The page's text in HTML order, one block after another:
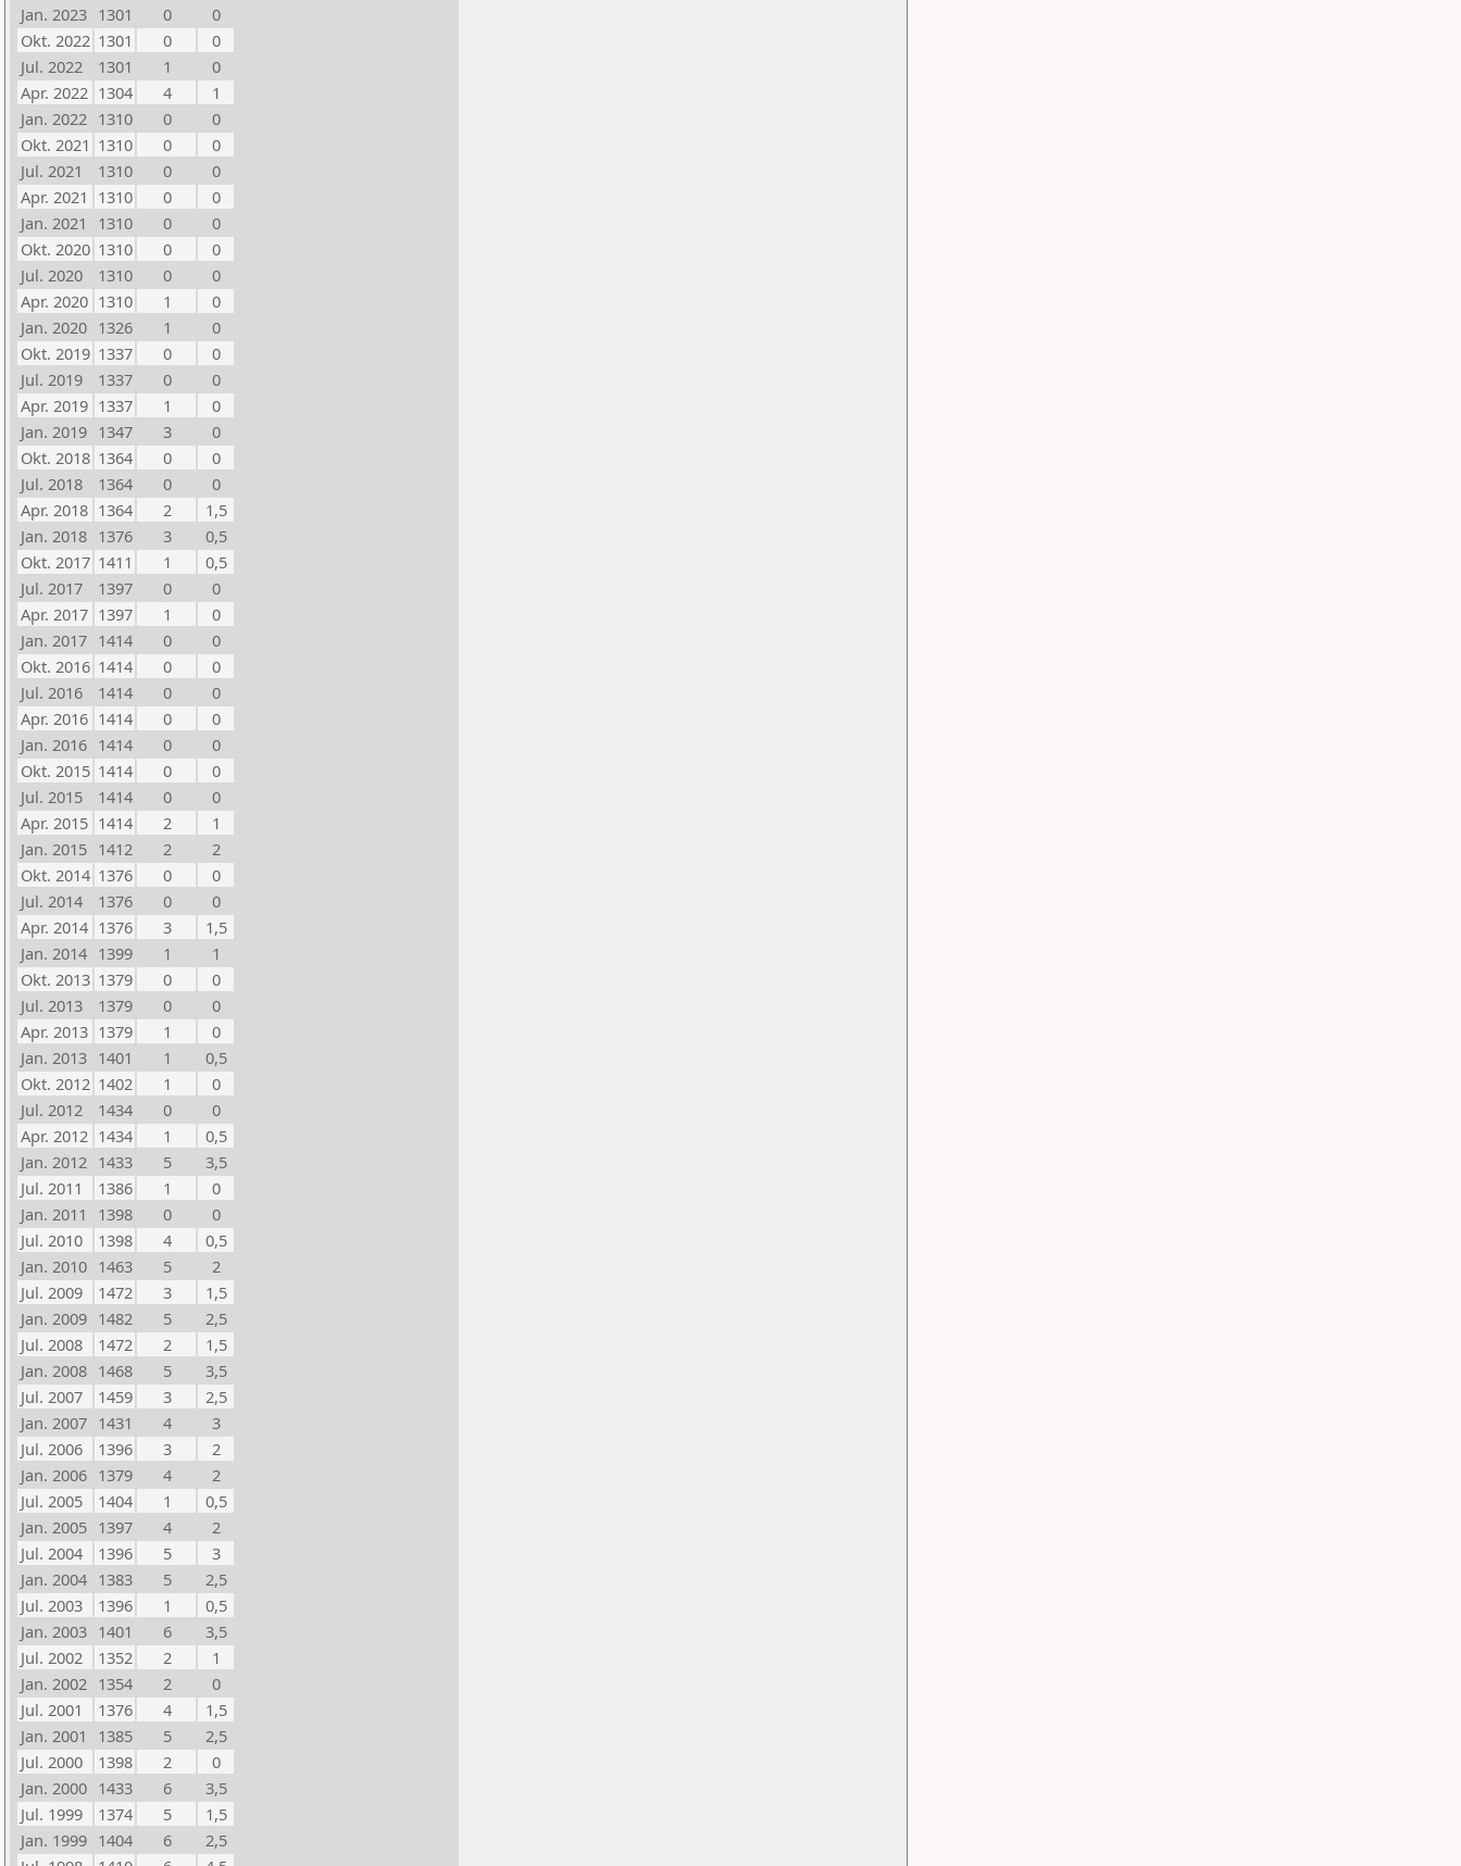
Jan. 2023 1301 0
0
Okt. 2022 1301 0
0
Jul. 2022
1301 1
0
Apr. 2022 1304 4
1
Jan. 2022 1310 0
0
Okt. 2021 1310 0
0
Jul. 2021
1310 0
0
Apr. 2021 1310 0
0
Jan. 2021
1310 0
0
Okt. 2020 1310 0
0
Jul. 2020
1310 0
0
Apr. 2020 1310 1
0
Jan. 2020 1326 1
0
Okt. 2019 1337 0
0
Jul. 2019
1337 0
0
Apr. 2019 1337 1
0
Jan. 2019 1347 3
0
Okt. 2018 1364 0
0
Jul. 2018
1364 0
0
Apr. 2018 1364 2
1,5
Jan. 2018 1376 3
0,5
Okt. 2017 1411 1
0,5
Jul. 2017
1397 0
0
Apr. 2017 1397 1
0
Jan. 2017 1414 0
0
Okt. 2016 1414 0
0
Jul. 2016
1414 0
0
Apr. 2016 1414 0
0
Jan. 2016 1414 0
0
Okt. 2015 1414 0
0
Jul. 2015
1414 0
0
Apr. 2015 1414 2
1
Jan. 2015 1412 2
2
Okt. 2014 1376 0
0
Jul. 2014
1376 0
0
Apr. 2014 1376 3
1,5
Jan. 2014 1399 1
1
Okt. 2013 1379 0
0
Jul. 2013
1379 0
0
Apr. 2013 1379 1
0
Jan. 2013 1401 1
0,5
Okt. 2012 1402 1
0
Jul. 2012
1434 0
0
Apr. 2012 1434 1
0,5
Jan. 2012 1433 5
3,5
Jul. 2011
1386 1
0
Jan. 2011
1398 0
0
Jul. 2010
1398 4
0,5
Jan. 2010 1463 5
2
Jul. 2009
1472 3
1,5
Jan. 2009 1482 5
2,5
Jul. 2008
1472 2
1,5
Jan. 2008 1468 5
3,5
Jul. 2007
1459 3
2,5
Jan. 2007 1431 4
3
Jul. 2006
1396 3
2
Jan. 2006 1379 4
2
Jul. 2005
1404 1
0,5
Jan. 2005 1397 4
2
Jul. 2004
1396 5
3
Jan. 2004 1383 5
2,5
Jul. 2003
1396 1
0,5
Jan. 2003 1401 6
3,5
Jul. 2002
1352 2
1
Jan. 2002 1354 2
0
Jul. 2001
1376 4
1,5
Jan. 2001
1385 5
2,5
Jul. 2000
1398 2
0
Jan. 2000 1433 6
3,5
Jul. 1999
1374 5
1,5
Jan. 1999 1404 6
2,5